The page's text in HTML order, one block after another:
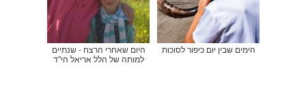
הימים שבין יום כיפור לסוכות
היום שאחרי הרצח - שנתיים
למותה של הלל אריאל הי"ד